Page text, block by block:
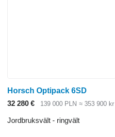
Horsch Optipack 6SD
32 280 €
139 000 PLN ≈ 353 900 kr
Jordbruksvält - ringvält